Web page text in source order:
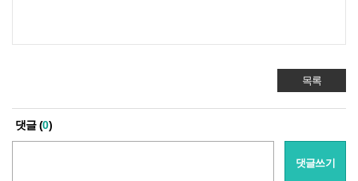
목록
댓글 (0)
댓글쓰기